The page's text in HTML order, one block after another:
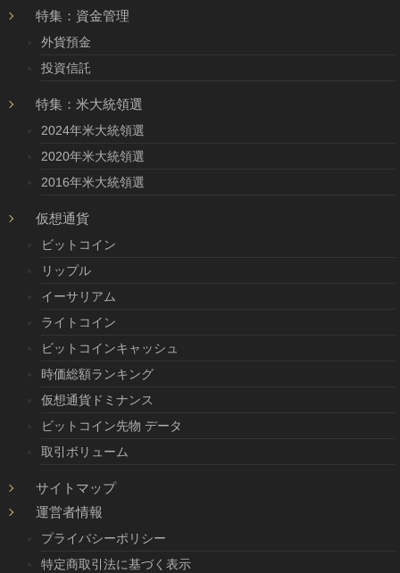
特集：資金管理
外貨預金
投資信託
特集：米大統領選
2024年米大統領選
2020年米大統領選
2016年米大統領選
仮想通貨
ビットコイン
リップル
イーサリアム
ライトコイン
ビットコインキャッシュ
時価総額ランキング
仮想通貨ドミナンス
ビットコイン先物 データ
取引ボリューム
サイトマップ
運営者情報
プライバシーポリシー
特定商取引法に基づく表示